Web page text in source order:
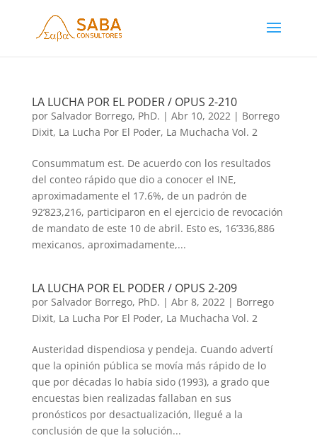
LA LUCHA POR EL PODER / OPUS 2-210
por Salvador Borrego, PhD. | Abr 10, 2022| Borrego
Dixit, La Lucha Por El Poder, La Muchacha Vol. 2
Consummatum est. De acuerdo con los resultados
del conteo rápido que dio a conocer el INE,
aproximadamente el 17.6%, de un padrón de
92’823,216, participaron en el ejercicio de revocación
de mandato de este 10 de abril. Esto es, 16’336,886
mexicanos, aproximadamente,...
LA LUCHA POR EL PODER / OPUS 2-209
por Salvador Borrego, PhD. | Abr 8, 2022| Borrego
Dixit, La Lucha Por El Poder, La Muchacha Vol. 2
Austeridad dispendiosa y pendeja. Cuando advertí
que la opinión pública se movía más rápido de lo
que por décadas lo había sido (1993), a grado que
encuestas bien realizadas fallaban en sus
pronósticos por desactualización, llegué a la
conclusión de que la solución...